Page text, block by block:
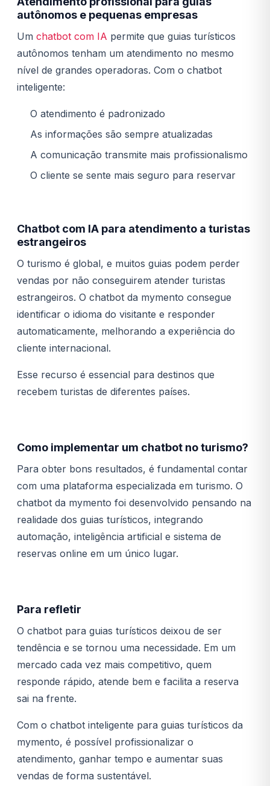
autônomos e pequenas empresas
Um chatbot com IA permite que guias turísticos
autônomos tenham um atendimento no mesmo
nível de grandes operadoras. Com o chatbot
inteligente:
O atendimento é padronizado
As informações são sempre atualizadas
A comunicação transmite mais profissionalismo
O cliente se sente mais seguro para reservar
Chatbot com IA para atendimento a turistas
estrangeiros
O turismo é global, e muitos guias podem perder
vendas por não conseguirem atender turistas
estrangeiros. O chatbot da mymento consegue
identificar o idioma do visitante e responder
automaticamente, melhorando a experiência do
cliente internacional.
Esse recurso é essencial para destinos que
recebem turistas de diferentes países.
Como implementar um chatbot no turismo?
Para obter bons resultados, é fundamental contar
com uma plataforma especializada em turismo. O
chatbot da mymento foi desenvolvido pensando na
realidade dos guias turísticos, integrando
automação, inteligência artificial e sistema de
reservas online em um único lugar.
Para refletir
O chatbot para guias turísticos deixou de ser
tendência e se tornou uma necessidade. Em um
mercado cada vez mais competitivo, quem
responde rápido, atende bem e facilita a reserva
sai na frente.
Com o chatbot inteligente para guias turísticos da
mymento, é possível profissionalizar o
atendimento, ganhar tempo e aumentar suas
vendas de forma sustentável.